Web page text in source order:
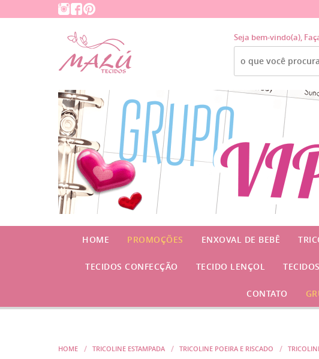
Seja bem-vindo(a),
HOME PROMOÇÕES ENXOVAL DE BEBÊ
TECIDOS CONFECÇÃO TECIDO LENÇOL
CONTATO
HOME TRICOLINE ESTAMPADA TRICOLINE POEIRA E RISCADO